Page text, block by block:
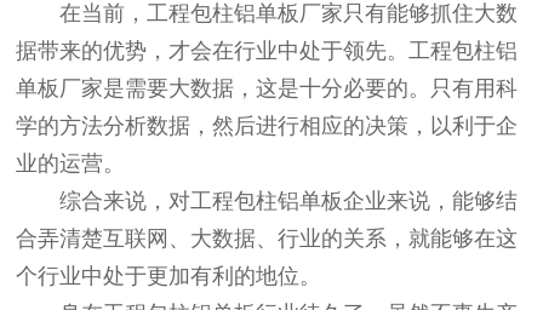
在当前，工程包柱铝单板厂家只有能够抓住大数
据带来的优势，才会在行业中处于领先。工程包柱铝
单板厂家是需要大数据，这是十分必要的。只有用科
学的方法分析数据，然后进行相应的决策，以利于企
业的运营。
综合来说，对工程包柱铝单板企业来说，能够结
合弄清楚互联网、大数据、行业的关系，就能够在这
个行业中处于更加有利的地位。